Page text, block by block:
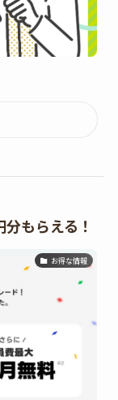
もらえる！
お得な情報